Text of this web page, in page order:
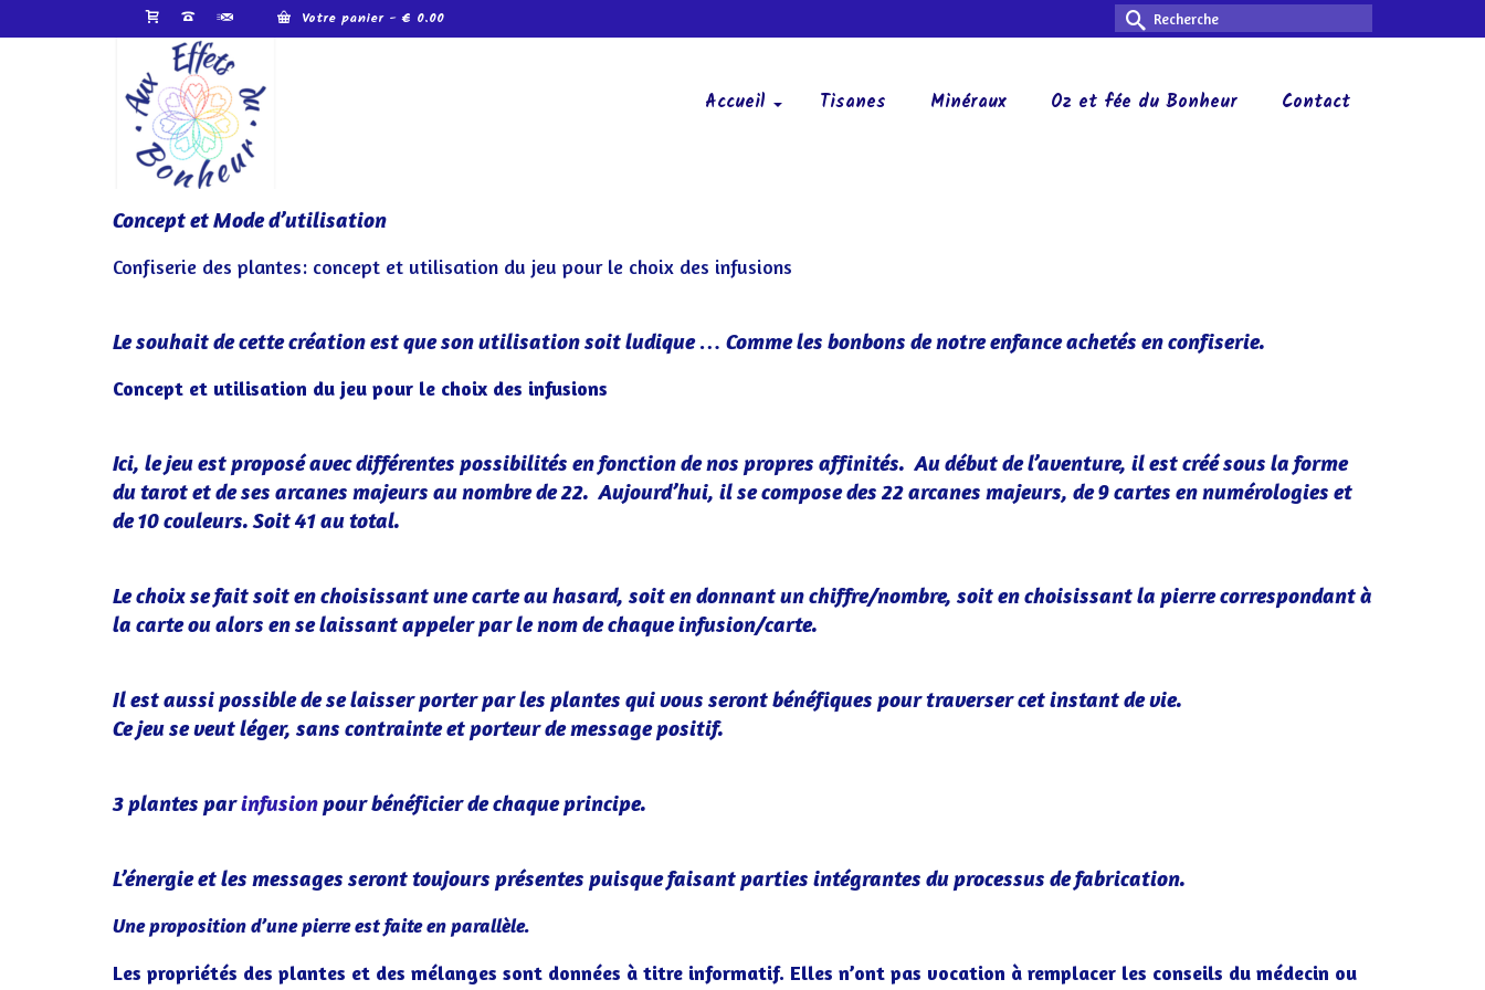
Votre panier - € 0.00 Rechercher :
Accueil Tisanes Minéraux Oz et fée du Bonheur Contact
Concept et Mode d’utilisation
Confiserie des plantes: concept et utilisation du jeu pour le choix des infusions
Le souhait de cette création est que son utilisation soit ludique … Comme les bonbons de notre enfance achetés en confiserie.
Concept et utilisation du jeu pour le choix des infusions
Ici, le jeu est proposé avec différentes possibilités en fonction de nos propres affinités. Au début de l’aventure, il est créé sous la forme
du tarot et de ses arcanes majeurs au nombre de 22. Aujourd’hui, il se compose des 22 arcanes majeurs, de 9 cartes en numérologies et
de 10 couleurs. Soit 41 au total.
Le choix se fait soit en choisissant une carte au hasard, soit en donnant un chiffre/nombre, soit en choisissant la pierre correspondant à
la carte ou alors en se laissant appeler par le nom de chaque infusion/carte.
Il est aussi possible de se laisser porter par les plantes qui vous seront bénéfiques pour traverser cet instant de vie.
Ce jeu se veut léger, sans contrainte et porteur de message positif.
3 plantes parinfusionpour bénéficier de chaque principe.
L’énergie et les messages seront toujours présentes puisque faisant parties intégrantes du processus de fabrication.
Une proposition d’une pierre est faite en parallèle.
Les propriétés des plantes et des mélanges sont données à titre informatif. Elles n’ont pas vocation à remplacer les conseils du médecin ou